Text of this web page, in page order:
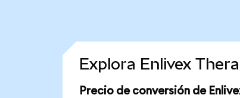
Explora Enlivex
Precio de conversión de